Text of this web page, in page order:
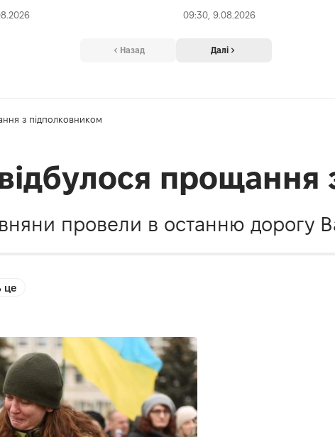
09:30, 9.08.2026
Назад Далі
з підполковником
провели в останню дорогу